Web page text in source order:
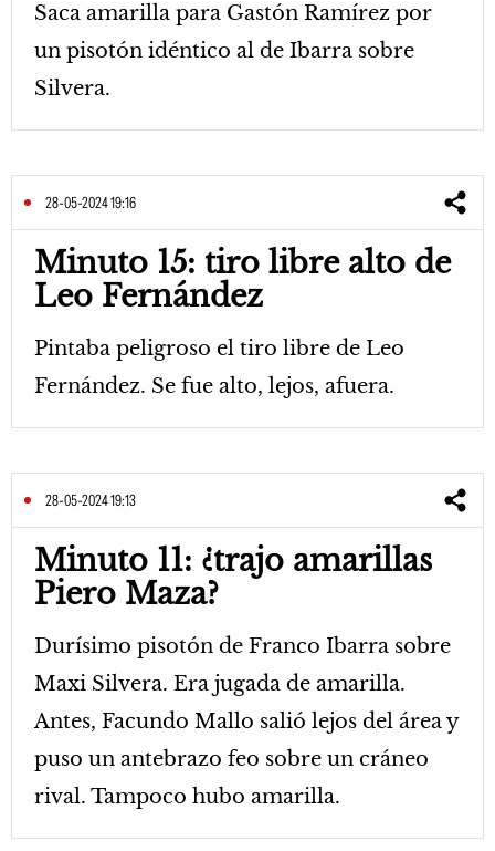
Saca amarilla para Gastón Ramírez por
un pisotón idéntico al de Ibarra sobre
Silvera.
28-05-2024 19:16
Minuto 15: tiro libre alto de
Leo Fernández
Pintaba peligroso el tiro libre de Leo
Fernández. Se fue alto, lejos, afuera.
28-05-2024 19:13
Minuto 11: ¿trajo amarillas
Piero Maza?
Durísimo pisotón de Franco Ibarra sobre
Maxi Silvera. Era jugada de amarilla.
Antes, Facundo Mallo salió lejos del área y
puso un antebrazo feo sobre un cráneo
rival. Tampoco hubo amarilla.